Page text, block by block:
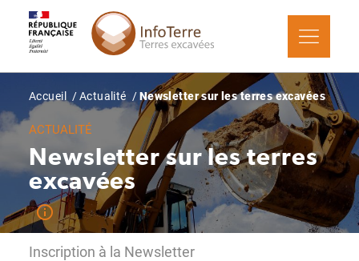
contenu
Fil
d'Ariane
Accueil Actualité Newsletter sur les terres excavées
ACTUALITÉ
Newsletter sur les terres
excavées
Inscription à la Newsletter
Panneau de gestion des cookies